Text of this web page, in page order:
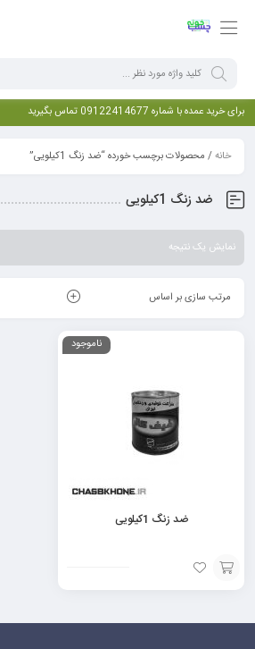
برای خرید عمده با شماره 09122414677 تماس بگیرید
خانه/ محصولات برچسب خورده “ضد زنگ 1کیلویی”
ضد زنگ 1کیلویی
نمایش یک نتیجه
مرتب سازی بر اساس
ناموجود
ضد زنگ 1کیلویی
افزودن
به